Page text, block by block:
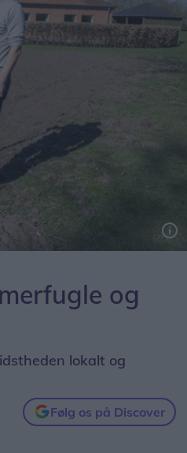
og
lokalt og
Følg os på Discover